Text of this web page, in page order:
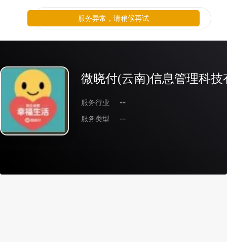
微晓付(云南)信息管理科技
服务行业
--
服务类型
--
服务异常，请稍候再试